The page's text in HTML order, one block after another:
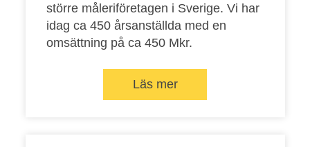
större måleriföretagen i Sverige. Vi har
idag ca 450 årsanställda med en
omsättning på ca 450 Mkr.
Läs mer